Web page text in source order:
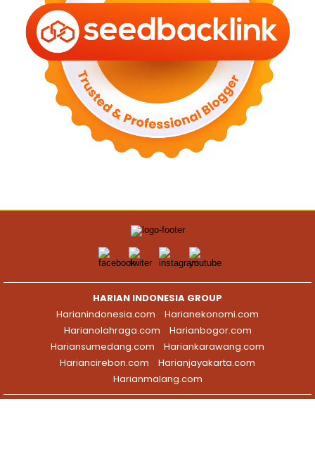
HARIAN INDONESIA GROUP
Harianindonesia.com
Harianekonomi.com
Harianolahraga.com
Harianbogor.com
Hariansumedang.com
Hariankarawang.com
Hariancirebon.com
Harianjayakarta.com
Harianmalang.com